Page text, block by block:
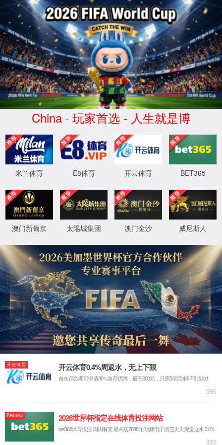
出口压力：12.0Mpa
实际入口容积流量：5000~55000m³/h
单级压缩比：1.10~1.65
级效率：85.2%"/>
关于亚星yaxin111游戏官网入口